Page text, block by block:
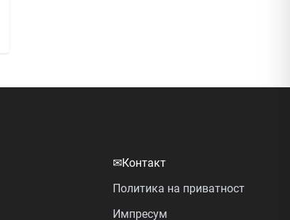
✉Контакт
Политика на приватност
Импресум